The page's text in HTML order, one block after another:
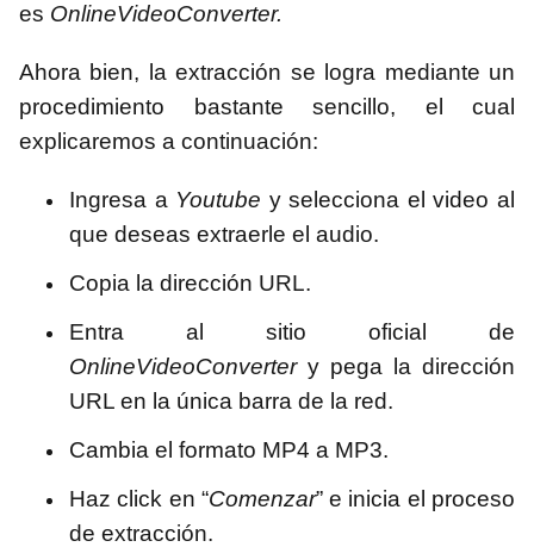
es OnlineVideoConverter.
Ahora bien, la extracción se logra mediante un
procedimiento bastante sencillo, el cual
explicaremos a continuación:
Ingresa a Youtube y selecciona el video al
que deseas extraerle el audio.
Copia la dirección URL.
Entra al sitio oficial de
OnlineVideoConvertery pega la dirección
URL en la única barra de la red.
Cambia el formato MP4 a MP3.
Haz click en “Comenzar” e inicia el proceso
de extracción.